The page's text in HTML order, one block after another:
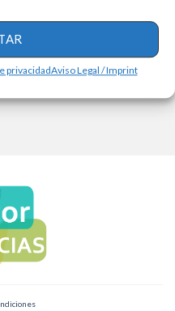
privacidadAviso Legal / Imprint